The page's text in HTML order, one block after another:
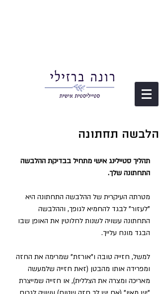
הלבשה תחתונה
תהליך סטיילינג אישי מתחיל בבדיקת ההלבשה
התחתונה שלך.
מטרתה העיקרית של ההלבשה התחתונה היא
"לעזור" לבגד להחמיא לגופך, וההלבשה
התחתונה עשויה לשנות לחלוטין את האופן שבו
הבגד מונח עלייך.
למשל, חזייה טובה ו"אורזת" שמרימה את החזה
ומפרידה אותו מהבטן (זאת חזייה שלמעשה
מאריכה ומצרה את הצללית), או חזייה שמייצרת